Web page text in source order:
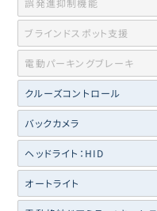
誤発進抑制機能
ブラインドスポット支援
電動パーキングブレーキ
クルーズコントロール
バックカメラ
ヘッドライト：HID
オートライト